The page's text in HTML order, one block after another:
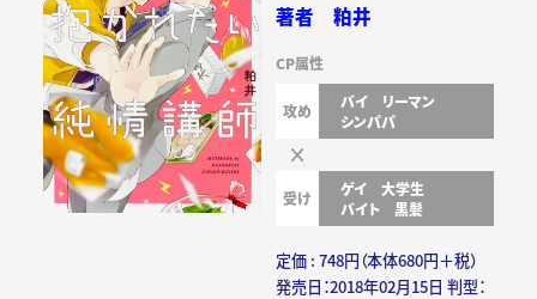
著者 粕井
CP属性
攻め バイ
リーマン
シンパパ
受け ゲイ
大学生
バイト
黒髪
定価 : 748円（本体680円＋税）
発売日：2018年02月15日 判型：